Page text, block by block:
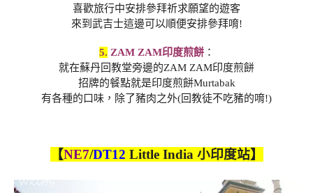
喜歡旅行中安排參拜祈求願望的遊客
來到武吉士這邊可以順便安排參拜唷!
5. ZAM ZAM印度煎餅：
就在蘇丹回教堂旁邊的ZAM ZAM印度煎餅
招牌的餐點就是印度煎餅Murtabak
有各種的口味，除了豬肉之外(回教徒不吃豬的唷!)
【NE7/DT12 Little India 小印度站】